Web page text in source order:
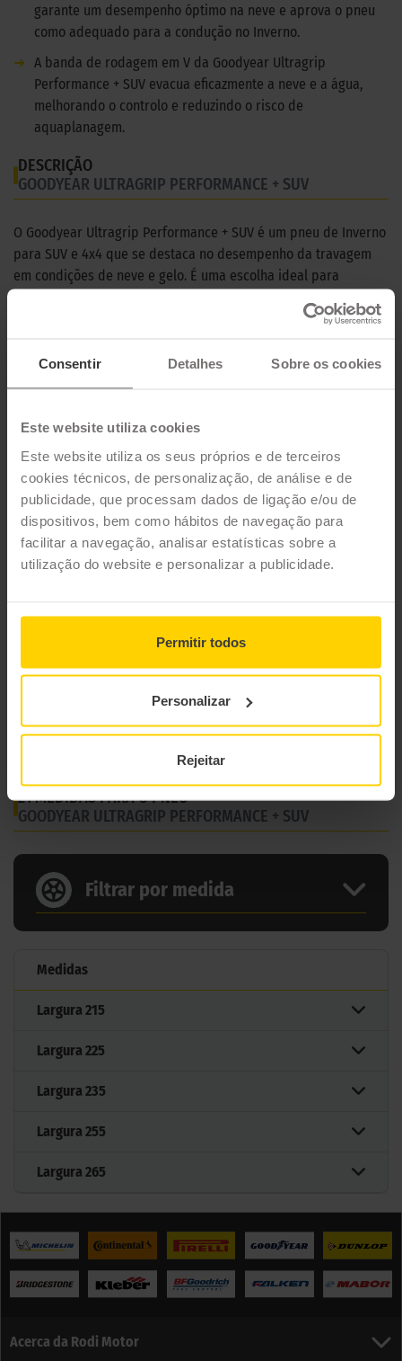
Consentir Detalhes Sobre os cookies
Este website utiliza cookies
Este website utiliza os seus próprios e de terceiros
cookies técnicos, de personalização, de análise e de
publicidade, que processam dados de ligação e/ou de
dispositivos, bem como hábitos de navegação para
facilitar a navegação, analisar estatísticas sobre a
utilização do website e personalizar a publicidade.
Permitir todos
Personalizar
Rejeitar
garante um desempenho óptimo na neve e aprova o pneu
como adequado para a condução no Inverno.
➜ A banda de rodagem em V da Goodyear Ultragrip
Performance + SUV evacua eficazmente a neve e a água,
melhorando o controlo e reduzindo o risco de
aquaplanagem.
DESCRIÇÃO
GOODYEAR ULTRAGRIP PERFORMANCE + SUV
O Goodyear Ultragrip Performance + SUV é um pneu de Inverno
para SUV e 4x4 que se destaca no desempenho da travagem
em condições de neve e gelo. É uma escolha ideal para
CARACTERÍSTICAS TÉCNICAS
Estação
Inverno
Tipo de condução
21 MEDIDAS PARA O PNEU
GOODYEAR ULTRAGRIP PERFORMANCE + SUV
Filtrar por medida
Medidas
Largura 215
Largura 225
Largura 235
Largura 255
Largura 265
Acerca da Rodi Motor